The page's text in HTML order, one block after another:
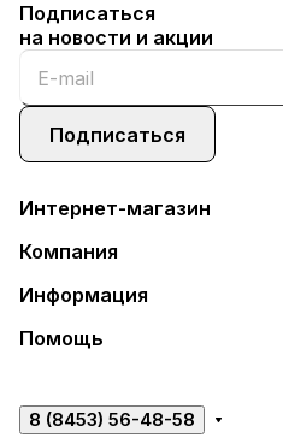
Подписаться
на новости и акции
Подписаться
Интернет-магазин
Компания
Информация
Помощь
8 (8453) 56-48-58